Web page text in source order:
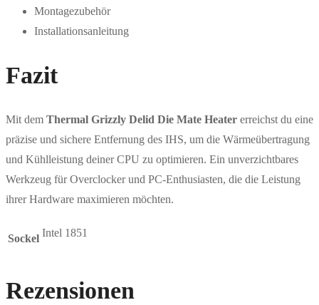
Montagezubehör
Installationsanleitung
Fazit
Mit dem Thermal Grizzly Delid Die Mate Heater erreichst du eine
präzise und sichere Entfernung des IHS, um die Wärmeübertragung
und Kühlleistung deiner CPU zu optimieren. Ein unverzichtbares
Werkzeug für Overclocker und PC-Enthusiasten, die die Leistung
ihrer Hardware maximieren möchten.
Sockel Intel 1851
Rezensionen